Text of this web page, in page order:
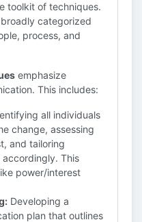
toolkit of techniques.
categorized
process, and
emphasize
This includes:
all individuals
change, assessing
and tailoring
This
power/interest
Developing a
plan that outlines